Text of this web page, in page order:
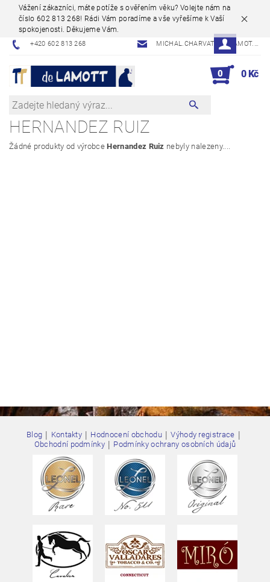
Vážení zákazníci, máte potíže s ověřením věku? Volejte nám na
číslo 602 813 268! Rádi Vám poradíme a vše vyřešíme k Vaší
spokojenosti. Děkujeme Vám.
+420 602 813 268 MICHAL.CHARVAT@DELAMOT.CZ
0 0 Kč
HERNANDEZ RUIZ
Žádné produkty od výrobceHernandez Ruiz nebyly nalezeny....
Blog Kontakty Hodnocení obchodu Výhody registrace
Obchodní podmínky Podmínky ochrany osobních údajů